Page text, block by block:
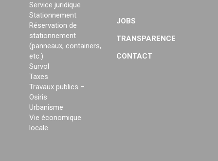
Service juridique
Stationnement
Réservation de
stationnement
(panneaux, containers,
etc.)
Survol
Taxes
Travaux publics –
Osiris
Urbanisme
Vie économique
locale
JOBS
TRANSPARENCE
CONTACT